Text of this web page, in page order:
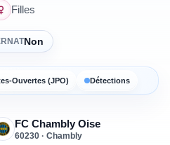
Filles
Non
Ouvertes (JPO) Détections
FC Chambly Oise
60230 · Chambly